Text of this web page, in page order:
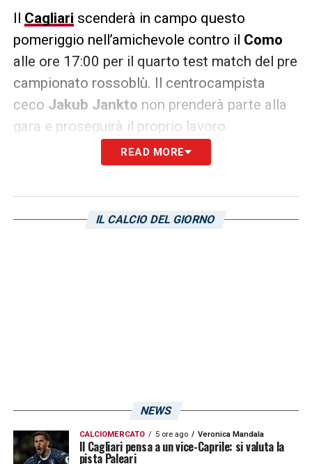
Il Cagliari scenderà in campo questo
pomeriggio nell’amichevole contro il Como
alle ore 17:00 per il quarto test match del pre
campionato rossoblù. Il centrocampista
ceco Jakub Jankto non prenderà parte alla
gara e proseguirà il proprio lavoro
differenziato dopo il problema muscolare
accusato nella prima uscita contro l’
tornare a correre sul rettangolo verde.
READ MORE
IL CALCIO DEL GIORNO
NEWS
CALCIOMERCATO 5 ore ago Veronica Mandala
Il Cagliari pensa a un vice-Caprile: si valuta la
pista Paleari